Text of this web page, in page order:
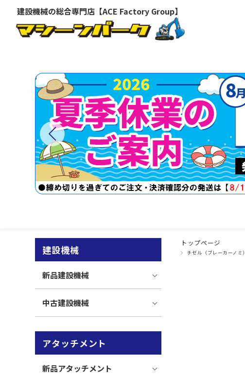
建設機械の総合専門店【ACE Factory Group】
トップページ
チゼル（ブレーカーノミ）
建設機械
新品建設機械
中古建設機械
アタッチメント
新品アタッチメント